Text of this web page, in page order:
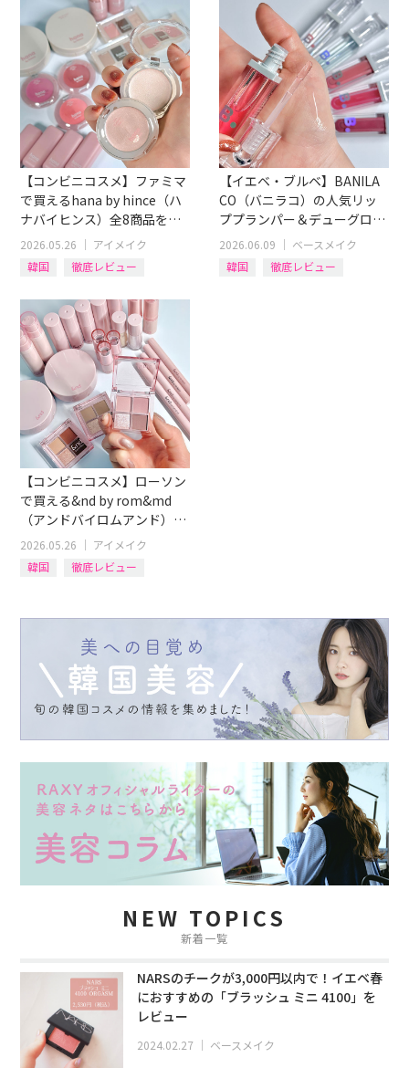
コンシーラー
チーク
【コンビニコスメ】ファミマ
で買えるhana by hince（ハ
ナバイヒンス）全8商品をイ
エベ・ブルベ別レビュー
2026.05.26 ｜ アイメイク
韓国
徹底レビュー
【イエベ・ブルベ】BANILA
CO（バニラコ）の人気リッ
ププランパー＆デューグロウ
ティント12色全レビュー！
2026.06.09 ｜ ベースメイク
韓国
徹底レビュー
【コンビニコスメ】ローソン
で買える&nd by rom&md
（アンドバイロムアンド）全
15商品イエベ・ブルベ別にレ
ビュー！
2026.05.26 ｜ アイメイク
韓国
徹底レビュー
NEW TOPICS
新着一覧
NARSのチークが3,000円以内で！イエベ春
におすすめの「ブラッシュ ミニ 4100」を
レビュー
2024.02.27 ｜ ベースメイク